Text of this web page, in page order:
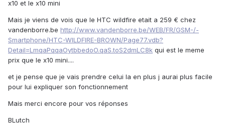
x10 et le x10 mini
Mais je viens de vois que le HTC wildfire etait a 259 € chez
vandenborre.be http://www.vandenborre.be/WEB/FR/GSM-/-
Smartphone/HTC-WILDFIRE-BROWN/Page77.vdb?
Detail=LmqaPqqaOytbbedoO.qaS.toS2dmLC8k qui est le meme
prix que le x10 mini....
et je pense que je vais prendre celui la en plus j aurai plus facile
pour lui expliquer son fonctionnement
Mais merci encore pour vos réponses
BLutch